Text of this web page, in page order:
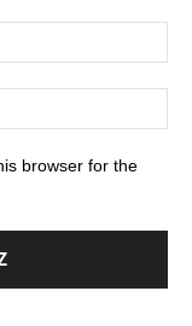
browser for the